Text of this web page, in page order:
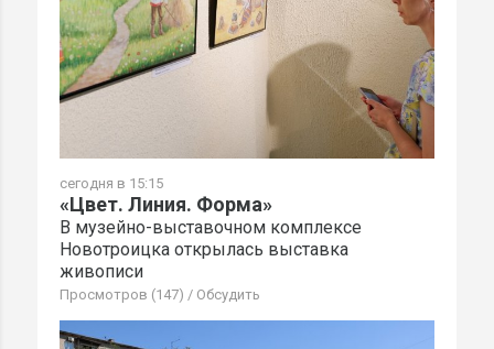
сегодня в 15:15
«Цвет. Линия. Форма»
В музейно-выставочном комплексе
Новотроицка открылась выставка
живописи
Просмотров (147) / Обсудить